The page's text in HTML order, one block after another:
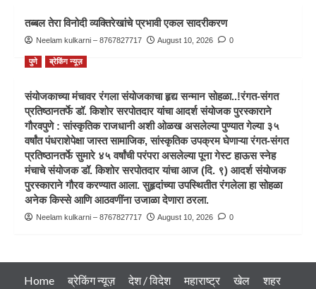
तब्बल तेरा विनोदी व्यक्तिरेखांचे प्रभावी एकल सादरीकरण
Neelam kulkarni – 8767827717 August 10, 2026 0
पुणे ब्रेकिंग न्यूज़
संयोजकाच्या मंचावर रंगला संयोजकाचा हृद्य सन्मान सोहळा..!रंगत-संगत
प्रतिष्ठानतर्फे डॉ. किशोर सरपोतदार यांचा आदर्श संयोजक पुरस्काराने
गौरवपुणे : सांस्कृतिक राजधानी अशी ओळख असलेल्या पुण्यात गेल्या ३५
वर्षांत पंधराशेपेक्षा जास्त सामाजिक, सांस्कृतिक उपक्रम घेणाऱ्या रंगत-संगत
प्रतिष्ठानतर्फे सुमारे ४५ वर्षांची परंपरा असलेल्या पूना गेस्ट हाऊस स्नेह
मंचाचे संयोजक डॉ. किशोर सरपोतदार यांचा आज (दि. ९) आदर्श संयोजक
पुरस्काराने गौरव करण्यात आला. सुहृदांच्या उपस्थितीत रंगलेला हा सोहळा
अनेक किस्से आणि आठवणींना उजाळा देणारा ठरला.
Neelam kulkarni – 8767827717 August 10, 2026 0
Home ब्रेकिंग न्यूज़ देश / विदेश महाराष्ट्र खेल शहर